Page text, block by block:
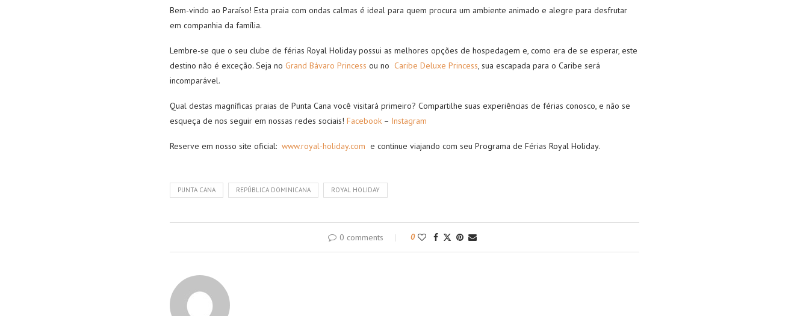
Bem-vindo ao Paraíso! Esta praia com ondas calmas é ideal para quem procura um ambiente animado e alegre para desfrutar
em companhia da família.
Lembre-se que o seu clube de férias Royal Holiday possui as melhores opções de hospedagem e, como era de se esperar, este
destino não é exceção. Seja no Grand Bávaro Princess ou no Caribe Deluxe Princess, sua escapada para o Caribe será
incomparável.
Qual destas magníficas praias de Punta Cana você visitará primeiro? Compartilhe suas experiências de férias conosco, e não se
esqueça de nos seguir em nossas redes sociais! Facebook – Instagram
Reserve em nosso site oficial: www.royal-holiday.com e continue viajando com seu Programa de Férias Royal Holiday.
PUNTA CANA REPÚBLICA DOMINICANA ROYAL HOLIDAY
0 comments 0